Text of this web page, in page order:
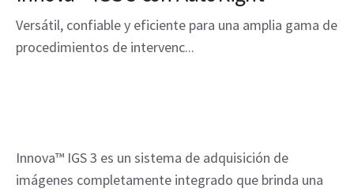
Versátil, confiable y eficiente para una amplia gama de
procedimientos de intervenc...
Innova™ IGS 3 es un sistema de adquisición de
imágenes completamente integrado que brinda una